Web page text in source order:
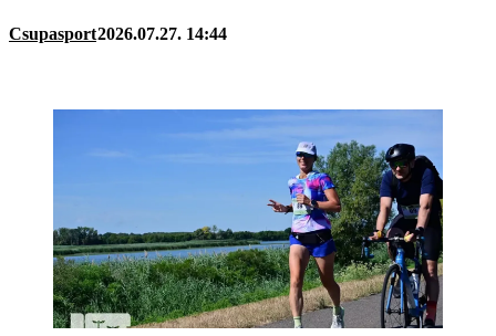
Csupasport2026.07.27. 14:44